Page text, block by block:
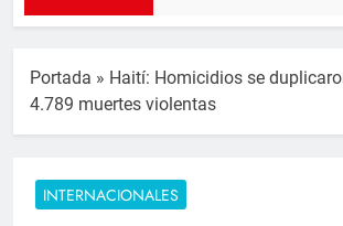
Portada » Haití: Homicidios se
4.789 muertes violentas
INTERNACIONALES